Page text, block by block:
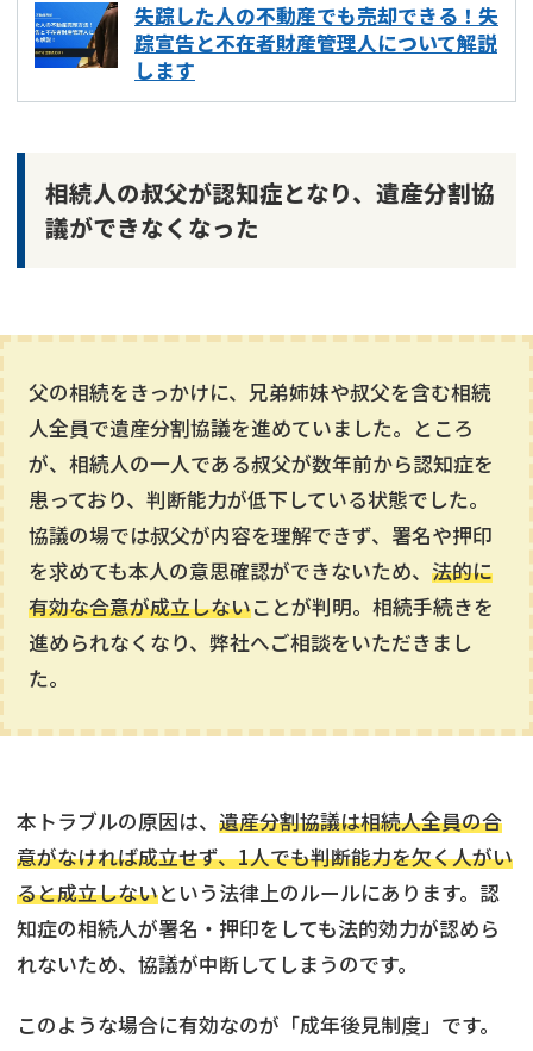
失踪した人の不動産でも売却できる！失
踪宣告と不在者財産管理人について解説
します
相続人の叔父が認知症となり、遺産分割協
議ができなくなった
父の相続をきっかけに、兄弟姉妹や叔父を含む相続
人全員で遺産分割協議を進めていました。ところ
が、相続人の一人である叔父が数年前から認知症を
患っており、判断能力が低下している状態でした。
協議の場では叔父が内容を理解できず、署名や押印
を求めても本人の意思確認ができないため、 法的に
有効な合意が成立しないことが判明。相続手続きを
進められなくなり、弊社へご相談をいただきまし
た。
本トラブルの原因は、 遺産分割協議は相続人全員の合
意がなければ成立せず、1人でも判断能力を欠く人がい
ると成立しないという法律上のルールにあります。認
知症の相続人が署名・押印をしても法的効力が認めら
れないため、協議が中断してしまうのです。
このような場合に有効なのが「成年後見制度」です。
不動産 の売却でお悩みならこちら